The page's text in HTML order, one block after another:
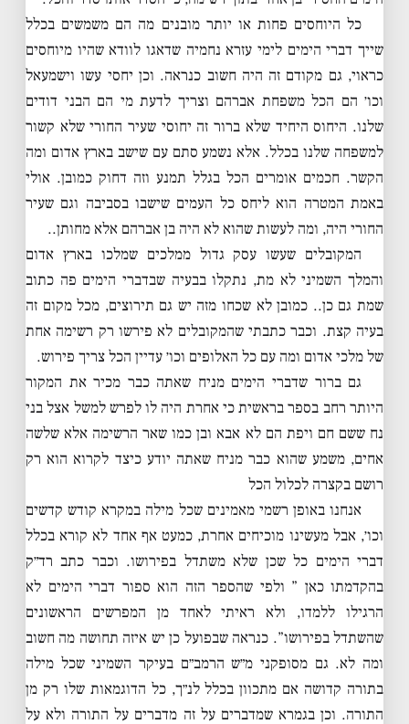
כל היוחסים פחות או יותר מובנים מה הם משמשים בכלל
שייך דברי הימים לימי עזרא נחמיה שדאגו לוודא שהיו מיוחסים
כראוי, גם מקודם זה היה חשוב כנראה. וכן יחסי עשו וישמעאל
וכו׳ הם הכל משפחת אברהם וצריך לדעת מי הם הבני דודים
שלנו. היחוס היחיד שלא ברור זה יחוסי שעיר החורי שלא קשור
למשפחה שלנו בכלל. אלא נשמע סתם עם שישב בארץ אדום ומה
הקשר. חכמים אומרים הכל בגלל תמנע וזה דחוק כמובן. אולי
באמת המטרה הוא ליחס כל העמים שישבו בסביבה וגם שעיר
החורי היה, ומה לעשות שהוא לא היה בן אברהם אלא מחותן..
המקובלים שעשו עסק גדול ממלכים שמלכו בארץ אדום
והמלך השמיני לא מת, נתקלו בבעיה שבדברי הימים פה כתוב
שמת גם כן.. כמובן לא שכחו מזה יש גם תירוצים, מכל מקום זה
בעיה קצת. וכבר כתבתי שהמקובלים לא פירשו רק רשימה אחת
של מלכי אדום ומה עם כל האלופים וכו׳ עדיין הכל צריך פירוש.
גם ברור שדברי הימים מניח שאתה כבר מכיר את המקור
היותר רחב בספר בראשית כי אחרת היה לו לפרש למשל אצל בני
נח ששם חם ויפת הם לא אבא ובן כמו שאר הרשימה אלא שלשה
אחים, משמע שהוא כבר מניח שאתה יודע כיצד לקרוא הוא רק
רושם בקצרה לכלול הכל
אנחנו באופן רשמי מאמינים שכל מילה במקרא קודש קדשים
וכו׳, אבל מעשינו מוכיחים אחרת, כמעט אף אחד לא קורא בכלל
דברי הימים כל שכן שלא משתדל בפירושו. וכבר כתב רד״ק
בהקדמתו כאן ” ולפי שהספר הזה הוא ספור דברי הימים לא
הרגילו ללמדו, ולא ראיתי לאחד מן המפרשים הראשונים
שהשתדל בפירושו”. כנראה שבפועל כן יש איזה תחושה מה חשוב
ומה לא. גם מסופקני מ״ש הרמב״ם בעיקר השמיני שכל מילה
בתורה קדושה אם מתכוון בכלל לנ״ך, כל הדוגמאות שלו רק מן
התורה. וכן בגמרא שמדברים על זה מדברים על התורה ולא על